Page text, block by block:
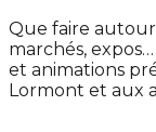
Que faire
marchés,
et animations
Lormont et aux